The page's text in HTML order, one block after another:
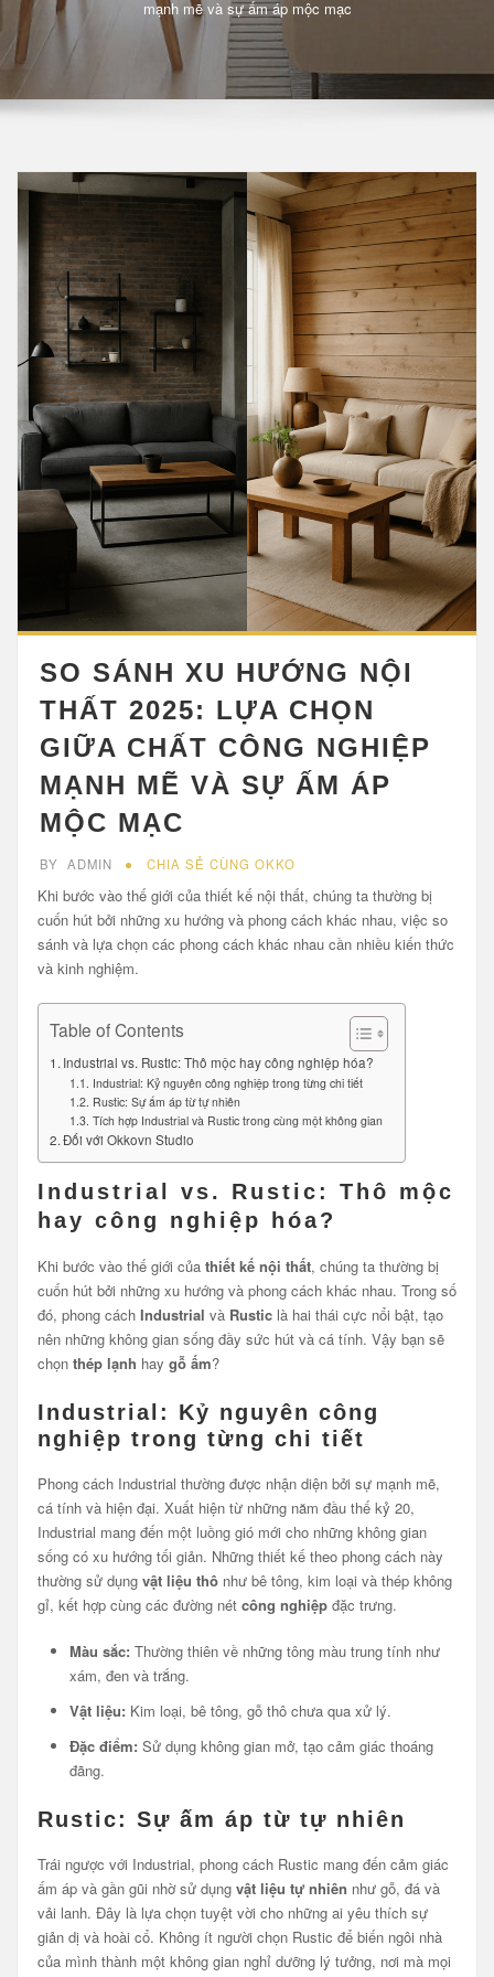
mạnh mẽ và sự ấm áp mộc mạc
SO SÁNH XU HƯỚNG NỘI
THẤT 2025: LỰA CHỌN
GIỮA CHẤT CÔNG NGHIỆP
MẠNH MẼ VÀ SỰ ẤM ÁP
MỘC MẠC
BY ADMIN CHIA SẺ CÙNG OKKO
Khi bước vào thế giới của thiết kế nội thất, chúng ta thường bị
cuốn hút bởi những xu hướng và phong cách khác nhau, việc so
sánh và lựa chọn các phong cách khác nhau cần nhiều kiến thức
và kinh nghiệm.
Table of Contents
Industrial vs. Rustic: Thô mộc hay công nghiệp hóa?
Industrial: Kỷ nguyên công nghiệp trong từng chi tiết
Rustic: Sự ấm áp từ tự nhiên
Tích hợp Industrial và Rustic trong cùng một không gian
Đối với Okkovn Studio
Industrial vs. Rustic: Thô mộc
hay công nghiệp hóa?
Khi bước vào thế giới của thiết kế nội thất, chúng ta thường bị
cuốn hút bởi những xu hướng và phong cách khác nhau. Trong số
đó, phong cách Industrial và Rusticlà hai thái cực nổi bật, tạo
nên những không gian sống đầy sức hút và cá tính. Vậy bạn sẽ
chọn thép lạnh hay gỗ ấm?
Industrial: Kỷ nguyên công
nghiệp trong từng chi tiết
Phong cách Industrial thường được nhận diện bởi sự mạnh mẽ,
cá tính và hiện đại. Xuất hiện từ những năm đầu thế kỷ 20,
Industrial mang đến một luồng gió mới cho những không gian
sống có xu hướng tối giản. Những thiết kế theo phong cách này
thường sử dụng vật liệu thônhư bê tông, kim loại và thép không
gỉ, kết hợp cùng các đường nét công nghiệpđặc trưng.
Màu sắc: Thường thiên về những tông màu trung tính như
xám, đen và trắng.
Vật liệu: Kim loại, bê tông, gỗ thô chưa qua xử lý.
Đặc điểm: Sử dụng không gian mở, tạo cảm giác thoáng
đãng.
Rustic: Sự ấm áp từ tự nhiên
Trái ngược với Industrial, phong cách Rustic mang đến cảm giác
ấm áp và gần gũi nhờ sử dụng vật liệu tự nhiên như gỗ, đá và
vải lanh. Đây là lựa chọn tuyệt vời cho những ai yêu thích sự
giản dị và hoài cổ. Không ít người chọn Rustic để biến ngôi nhà
của mình thành một không gian nghỉ dưỡng lý tưởng, nơi mà mọi